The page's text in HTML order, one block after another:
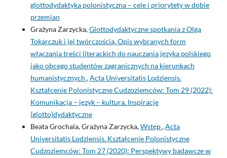
glottodydaktyka polonistyczna – cele i priorytety w dobie
przemian
Grażyna Zarzycka,Glottodydaktyczne spotkania z Olgą
Tokarczuk i jej twórczością. Opis wybranych form
włączania treści literackich do nauczania języka polskiego
jako obcego studentów zagranicznych na kierunkach
humanistycznych ,Acta Universitatis Lodziensis.
Kształcenie Polonistyczne Cudzoziemców: Tom 29 (2022):
Komunikacja – język – kultura. Inspiracje
(glotto)dydaktyczne
Beata Grochala, Grażyna Zarzycka,Wstęp,Acta
Universitatis Lodziensis. Kształcenie Polonistyczne
Cudzoziemców: Tom 27 (2020): Perspektywy badawcze w